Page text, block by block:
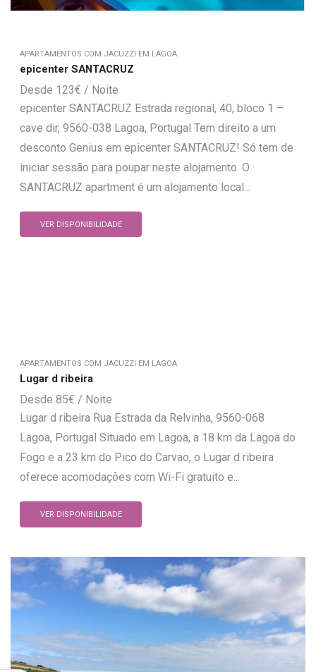
APARTAMENTOS COM JACUZZI EM LAGOA
epicenter SANTACRUZ
123€
epicenter SANTACRUZ Estrada regional, 40, bloco 1 –
cave dir, 9560-038 Lagoa, Portugal Tem direito a um
desconto Genius em epicenter SANTACRUZ! Só tem de
iniciar sessão para poupar neste alojamento. O
SANTACRUZ apartment é um alojamento local...
VER DISPONIBILIDADE
APARTAMENTOS COM JACUZZI EM LAGOA
Lugar d ribeira
85€
Lugar d ribeira Rua Estrada da Relvinha, 9560-068
Lagoa, Portugal Situado em Lagoa, a 18 km da Lagoa do
Fogo e a 23 km do Pico do Carvao, o Lugar d ribeira
oferece acomodações com Wi-Fi gratuito e...
VER DISPONIBILIDADE